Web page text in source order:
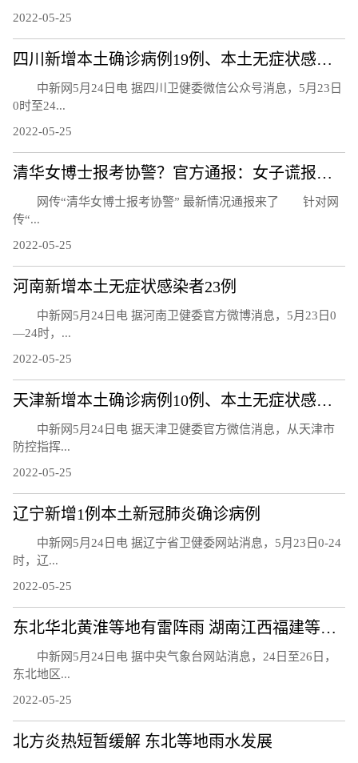
2022-05-25
四川新增本土确诊病例19例、本土无症状感染者24例
中新网5月24日电 据四川卫健委微信公众号消息，5月23日
0时至24...
2022-05-25
清华女博士报考协警？官方通报：女子谎报学历
网传“清华女博士报考协警” 最新情况通报来了 针对网
传“...
2022-05-25
河南新增本土无症状感染者23例
中新网5月24日电 据河南卫健委官方微博消息，5月23日0
—24时，...
2022-05-25
天津新增本土确诊病例10例、本土无症状感染者8例
中新网5月24日电 据天津卫健委官方微信消息，从天津市
防控指挥...
2022-05-25
辽宁新增1例本土新冠肺炎确诊病例
中新网5月24日电 据辽宁省卫健委网站消息，5月23日0-24
时，辽...
2022-05-25
东北华北黄淮等地有雷阵雨 湖南江西福建等地降水减弱
中新网5月24日电 据中央气象台网站消息，24日至26日，
东北地区...
2022-05-25
北方炎热短暂缓解 东北等地雨水发展